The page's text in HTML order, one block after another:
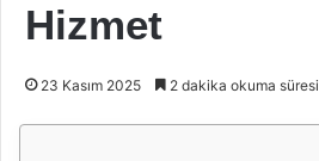
Hizmet
23 Kasım 2025 2 dakika okuma süresi